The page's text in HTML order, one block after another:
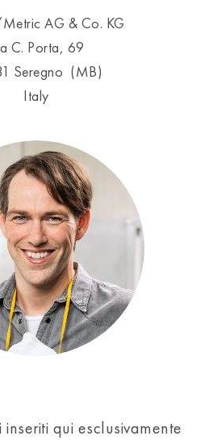
AG & Co. KG
C. Porta, 69
Seregno (MB)
Italy
qui esclusivamente